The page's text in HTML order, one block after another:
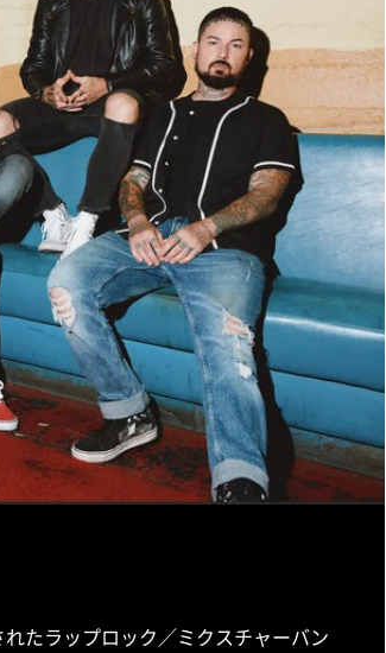
れたラップロック／ミクスチャーバン